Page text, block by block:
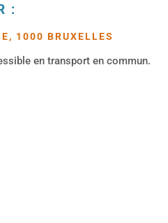
:
1000 BRUXELLES
en transport en commun.